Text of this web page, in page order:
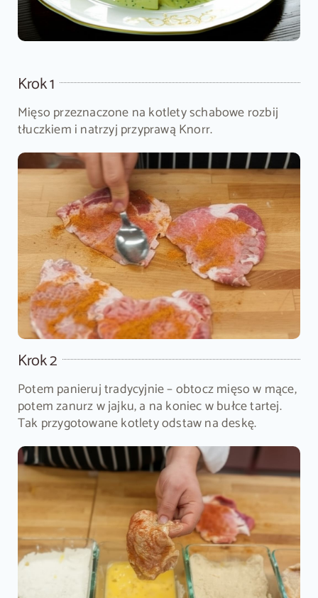
Krok 1
Mięso przeznaczone na kotlety schabowe rozbij
tłuczkiem i natrzyj przyprawą Knorr.
Krok 2
Potem panieruj tradycyjnie – obtocz mięso w mące,
potem zanurz w jajku, a na koniec w bułce tartej.
Tak przygotowane kotlety odstaw na deskę.